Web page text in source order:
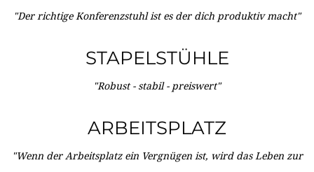
"Der richtige Konferenzstuhl ist es der dich produktiv macht"
STAPELSTÜHLE
"Robust - stabil - preiswert"
ARBEITSPLATZ
"Wenn der Arbeitsplatz ein Vergnügen ist, wird das Leben zur